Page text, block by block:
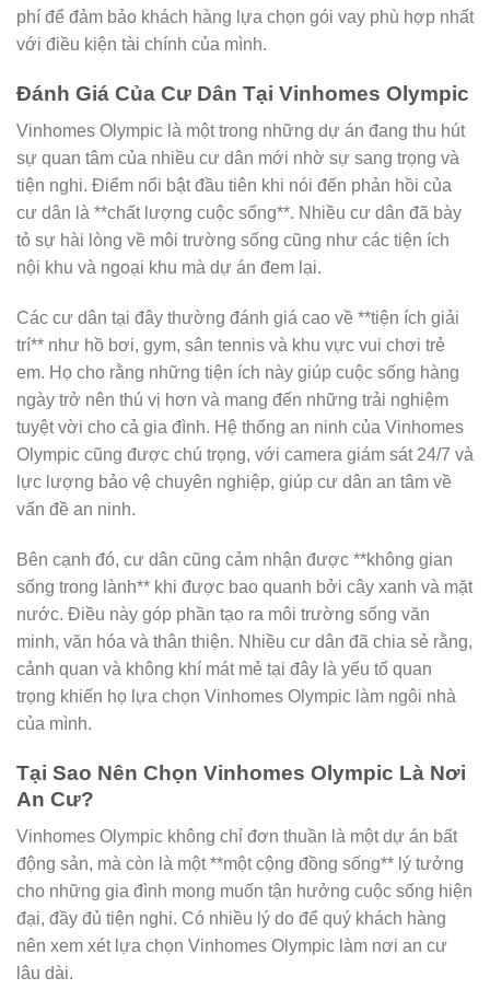
phí để đảm bảo khách hàng lựa chọn gói vay phù hợp nhất
với điều kiện tài chính của mình.
Đánh Giá Của Cư Dân Tại Vinhomes Olympic
Vinhomes Olympic là một trong những dự án đang thu hút
sự quan tâm của nhiều cư dân mới nhờ sự sang trọng và
tiện nghi. Điểm nổi bật đầu tiên khi nói đến phản hồi của
cư dân là **chất lượng cuộc sống**. Nhiều cư dân đã bày
tỏ sự hài lòng về môi trường sống cũng như các tiện ích
nội khu và ngoại khu mà dự án đem lại.
Các cư dân tại đây thường đánh giá cao về **tiện ích giải
trí** như hồ bơi, gym, sân tennis và khu vực vui chơi trẻ
em. Họ cho rằng những tiện ích này giúp cuộc sống hàng
ngày trở nên thú vị hơn và mang đến những trải nghiệm
tuyệt vời cho cả gia đình. Hệ thống an ninh của Vinhomes
Olympic cũng được chú trọng, với camera giám sát 24/7 và
lực lượng bảo vệ chuyên nghiệp, giúp cư dân an tâm về
vấn đề an ninh.
Bên cạnh đó, cư dân cũng cảm nhận được **không gian
sống trong lành** khi được bao quanh bởi cây xanh và mặt
nước. Điều này góp phần tạo ra môi trường sống văn
minh, văn hóa và thân thiện. Nhiều cư dân đã chia sẻ rằng,
cảnh quan và không khí mát mẻ tại đây là yếu tố quan
trọng khiến họ lựa chọn Vinhomes Olympic làm ngôi nhà
của mình.
Tại Sao Nên Chọn Vinhomes Olympic Là Nơi
An Cư?
Vinhomes Olympic không chỉ đơn thuần là một dự án bất
động sản, mà còn là một **một cộng đồng sống** lý tưởng
cho những gia đình mong muốn tận hưởng cuộc sống hiện
đại, đầy đủ tiện nghi. Có nhiều lý do để quý khách hàng
nên xem xét lựa chọn Vinhomes Olympic làm nơi an cư
lâu dài.